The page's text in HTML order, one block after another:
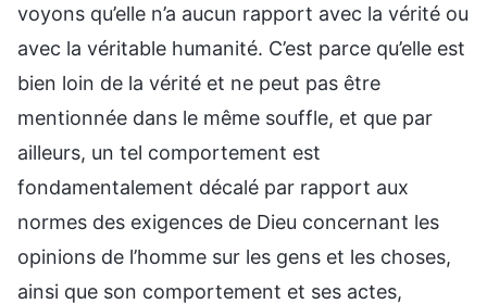
voyons qu’elle n’a aucun rapport avec la vérité ou
avec la véritable humanité. C’est parce qu’elle est
bien loin de la vérité et ne peut pas être
mentionnée dans le même souffle, et que par
ailleurs, un tel comportement est
fondamentalement décalé par rapport aux
normes des exigences de Dieu concernant les
opinions de l’homme sur les gens et les choses,
ainsi que son comportement et ses actes,